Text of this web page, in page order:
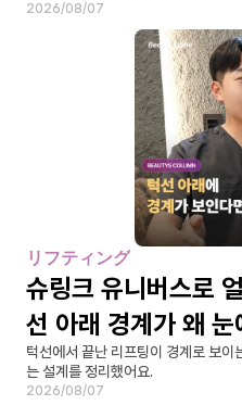
2026/08/07
リフティング
슈링크 유니버스로
선 아래 경계가 왜
턱선에서 끝난 리프팅이 경계로 보이
는 설계를 정리했어요.
2026/08/07